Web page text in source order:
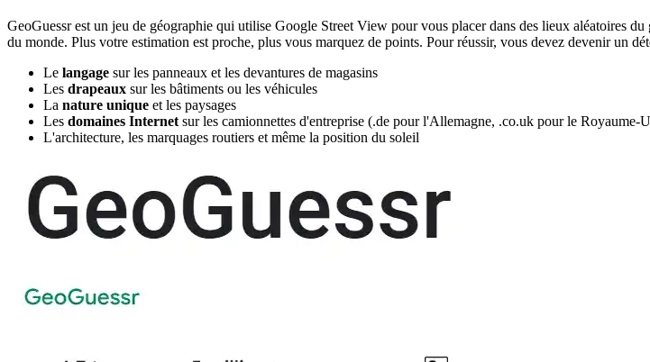
GeoGuessr est un jeu de géographie qui utilise Google Street View pour vous placer dans des lieux aléatoires
du monde. Plus votre estimation est proche, plus vous marquez de points. Pour réussir, vous devez devenir un
Le langage sur les panneaux et les devantures de magasins
Les drapeaux sur les bâtiments ou les véhicules
La nature unique et les paysages
Les domaines Internet sur les camionnettes d'entreprise (.de pour l'Allemagne, .co.uk pour le Royaume-
L'architecture, les marquages routiers et même la position du soleil